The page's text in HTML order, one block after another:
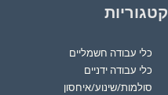
קטגוריות
כלי עבודה חשמליים
כלי עבודה ידניים
סולמות/שינוע/איחסון